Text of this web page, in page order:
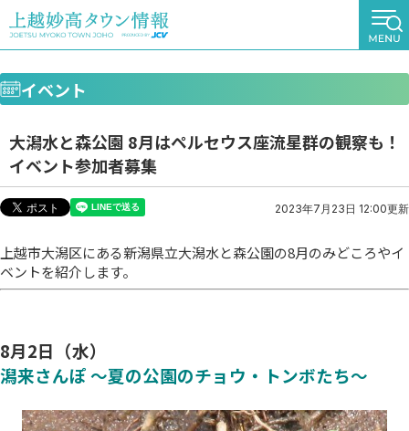
イベント
大潟水と森公園 8月はペルセウス座流星群の観察も！
イベント参加者募集
2023年7月23日 12:00更新
上越市大潟区にある新潟県立大潟水と森公園の8月のみどころやイ
ベントを紹介します。
8月2日（水）
潟来さんぽ ～夏の公園のチョウ・トンボたち～